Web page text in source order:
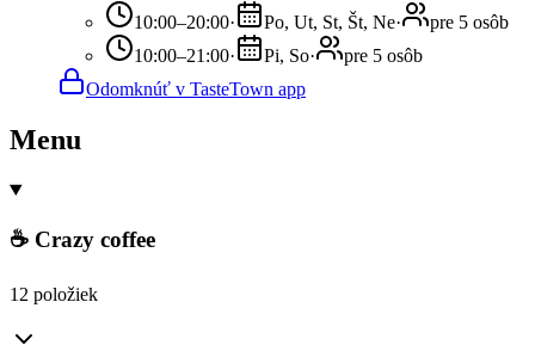
10:00–20:00· Po, Ut, St, Št, Ne·
pre 5 osôb
10:00–21:00· Pi, So·
pre 5 osôb
Odomknúť v TasteTown app
Menu
☕ Crazy coffee
12 položiek